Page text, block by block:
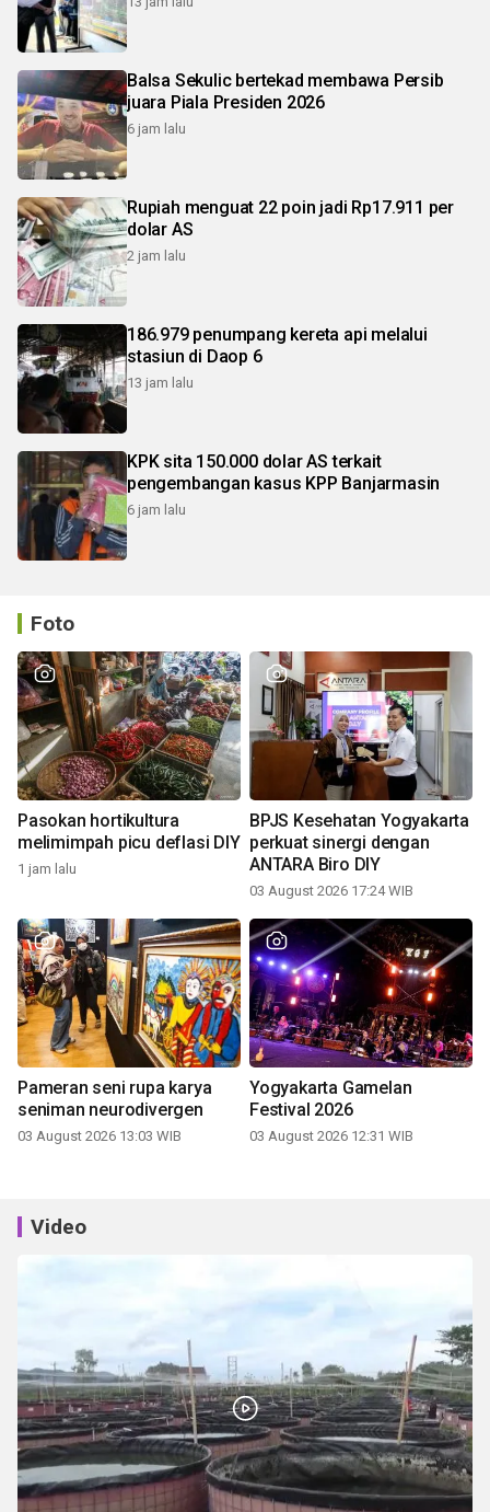
Balsa Sekulic bertekad membawa Persib
juara Piala Presiden 2026
6 jam lalu
Rupiah menguat 22 poin jadi Rp17.911 per
dolar AS
2 jam lalu
186.979 penumpang kereta api melalui
stasiun di Daop 6
13 jam lalu
KPK sita 150.000 dolar AS terkait
pengembangan kasus KPP Banjarmasin
6 jam lalu
Foto
Pasokan hortikultura
melimimpah picu deflasi DIY
1 jam lalu
BPJS Kesehatan Yogyakarta
perkuat sinergi dengan
ANTARA Biro DIY
03 August 2026 17:24 WIB
Pameran seni rupa karya
seniman neurodivergen
03 August 2026 13:03 WIB
Yogyakarta Gamelan
Festival 2026
03 August 2026 12:31 WIB
Video